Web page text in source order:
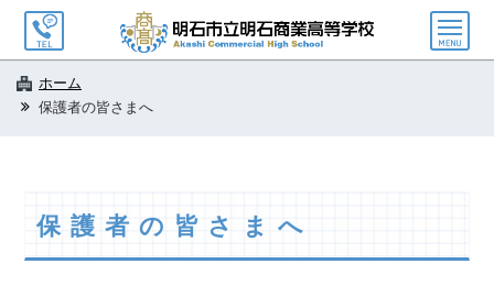
メ
ニ
ホーム
保護者の皆さまへ
保護者の皆さまへ